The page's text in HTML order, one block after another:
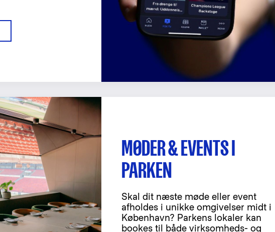
MØDER & EVENTS I
PARKEN
Skal dit næste møde eller event
afholdes i unikke omgivelser midt i
København? Parkens lokaler kan
bookes til både virksomheds- og